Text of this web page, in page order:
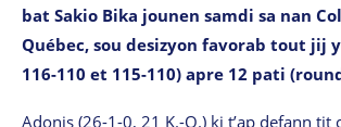
bat Sakio Bika jounen samdi sa nan
Québec, sou desizyon favorab tout jij
116-110 et 115-110) apre 12 pati
Adonis (26-1-0, 21 K.-O.) ki t’ap defann tit